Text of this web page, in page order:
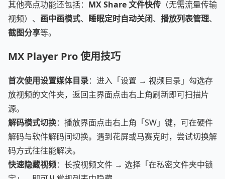
其他亮点功能还包括： MX Share 文件快传 （无需流量传输
视频）、 画中画模式、 睡眠定时自动关闭、 播放列表管理、
截图分享等。
MX Player Pro 使用技巧
首次使用设置媒体目录：进入「设置 → 视频目录」勾选存
放视频的文件夹，返回主界面点击右上角刷新即可扫描片
源。
解码模式切换：播放界面点击右上角「SW」键，可在硬件
解码与软件解码间切换。遇到花屏或马赛克时，尝试切换解
码方式往往能解决。
快速隐藏视频：长按视频文件 → 选择「在私密文件夹中锁